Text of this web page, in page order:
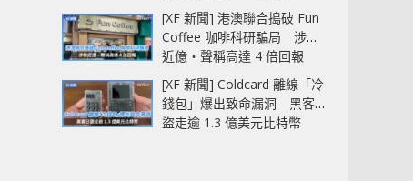
[XF 新聞] 港澳聯合搗破 Fun
Coffee 咖啡科研騙局 涉款
近億‧聲稱高達 4 倍回報
[XF 新聞] Coldcard 離線「冷
錢包」爆出致命漏洞 黑客已
盜走逾 1.3 億美元比特幣